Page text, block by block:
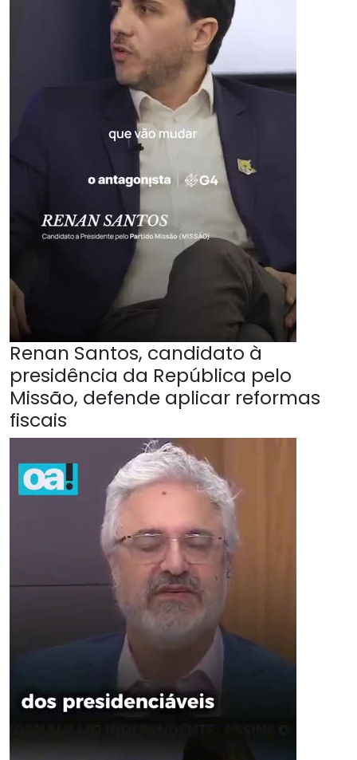
Renan Santos, candidato à
presidência da República pelo
Missão, defende aplicar reformas
fiscais